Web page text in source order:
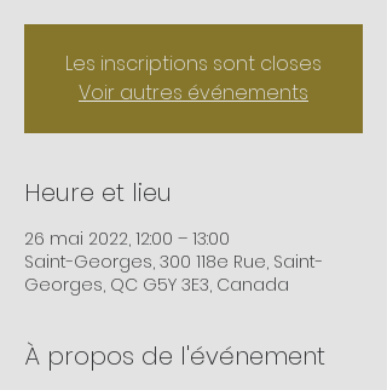
Les inscriptions sont closes
Voir autres événements
Heure et lieu
26 mai 2022, 12:00 – 13:00
Saint-Georges, 300 118e Rue, Saint-
Georges, QC G5Y 3E3, Canada
À propos de l'événement